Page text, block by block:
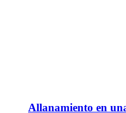
Allanamiento en